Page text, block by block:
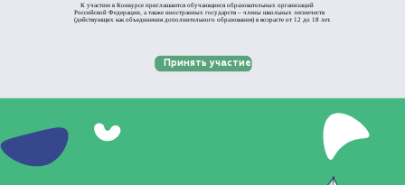
К участию в Конкурсе приглашаются обучающиеся образовательных организаций
Российской Федерации, а также иностранных государств – члены школьных лесничеств
(действующих как объединения дополнительного образования) в возрасте от 12 до 18 лет.
Принять участие